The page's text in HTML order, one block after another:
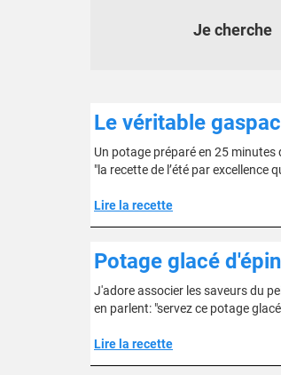
Je cherche
Le véritable
Un potage préparé en 25
"la recette de l’été par excellence
Lire la recette
Potage glacé
J'adore associer les saveurs du
en parlent: "servez ce potage
Lire la recette